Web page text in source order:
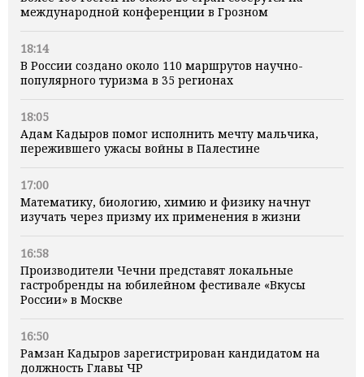
международной конференции в Грозном
18:14
В России создано около 110 маршрутов научно-
популярного туризма в 35 регионах
18:05
Адам Кадыров помог исполнить мечту мальчика,
пережившего ужасы войны в Палестине
17:00
Математику, биологию, химию и физику начнут
изучать через призму их применения в жизни
16:58
Производители Чечни представят локальные
гастробренды на юбилейном фестивале «Вкусы
России» в Москве
16:50
Рамзан Кадыров зарегистрирован кандидатом на
должность Главы ЧР